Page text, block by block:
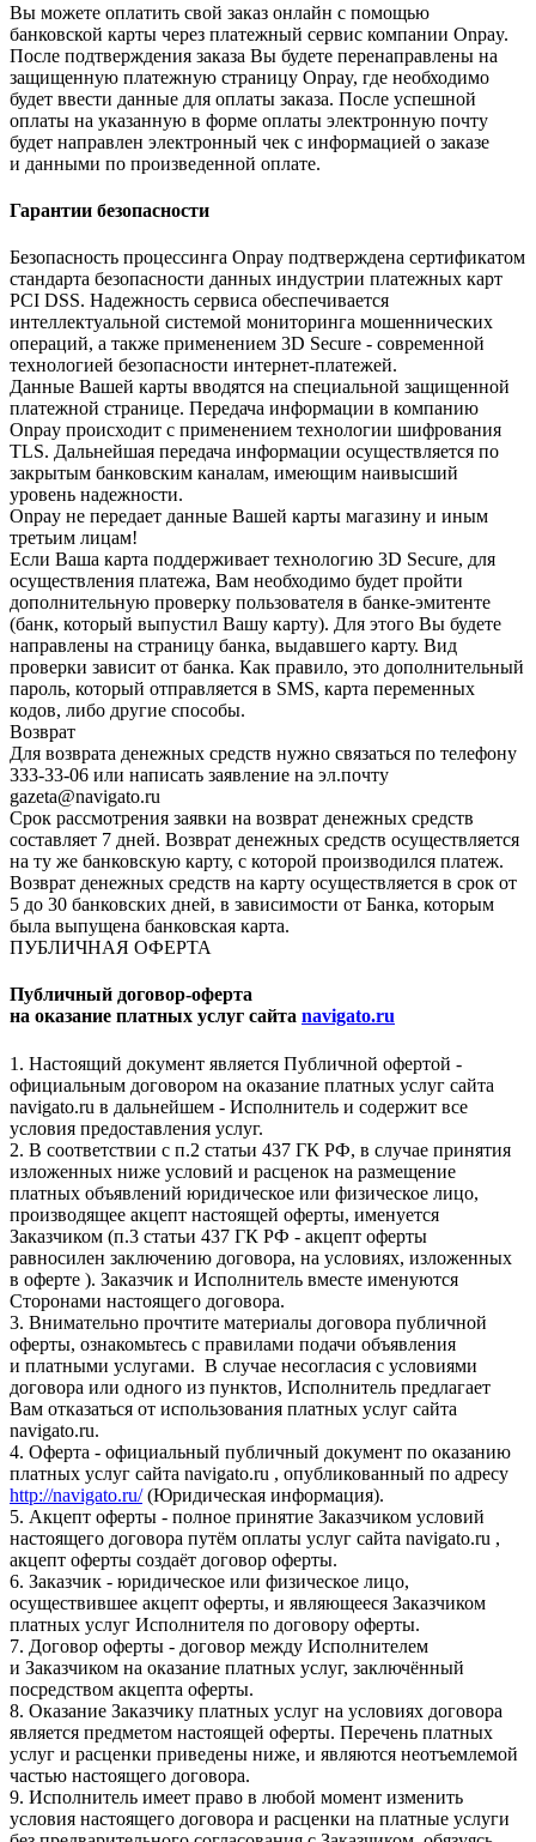
Вы можете оплатить свой заказ онлайн с помощью
банковской карты через платежный сервис компании Onpay.
После подтверждения заказа Вы будете перенаправлены на
защищенную платежную страницу Onpay, где необходимо
будет ввести данные для оплаты заказа. После успешной
оплаты на указанную в форме оплаты электронную почту
будет направлен электронный чек с информацией о заказе
и данными по произведенной оплате.
Гарантии безопасности
Безопасность процессинга Onpay подтверждена сертификатом
стандарта безопасности данных индустрии платежных карт
PCI DSS. Надежность сервиса обеспечивается
интеллектуальной системой мониторинга мошеннических
операций, а также применением 3D Secure - современной
технологией безопасности интернет-платежей.
Данные Вашей карты вводятся на специальной защищенной
платежной странице. Передача информации в компанию
Onpay происходит с применением технологии шифрования
TLS. Дальнейшая передача информации осуществляется по
закрытым банковским каналам, имеющим наивысший
уровень надежности.
Onpay не передает данные Вашей карты магазину и иным
третьим лицам!
Если Ваша карта поддерживает технологию 3D Secure, для
осуществления платежа, Вам необходимо будет пройти
дополнительную проверку пользователя в банке-эмитенте
(банк, который выпустил Вашу карту). Для этого Вы будете
направлены на страницу банка, выдавшего карту. Вид
проверки зависит от банка. Как правило, это дополнительный
пароль, который отправляется в SMS, карта переменных
кодов, либо другие способы.
Возврат
Для возврата денежных средств нужно связаться по телефону
333-33-06 или написать заявление на эл.почту
gazeta@navigato.ru
Срок рассмотрения заявки на возврат денежных средств
составляет 7 дней. Возврат денежных средств осуществляется
на ту же банковскую карту, с которой производился платеж.
Возврат денежных средств на карту осуществляется в срок от
5 до 30 банковских дней, в зависимости от Банка, которым
была выпущена банковская карта.
ПУБЛИЧНАЯ ОФЕРТА
Публичный договор-оферта
на оказание платных услуг сайта navigato.ru
1. Настоящий документ является Публичной офертой -
официальным договором на оказание платных услуг сайта
navigato.ru в дальнейшем - Исполнитель и содержит все
условия предоставления услуг.
2. В соответствии с п.2 статьи 437 ГК РФ, в случае принятия
изложенных ниже условий и расценок на размещение
платных объявлений юридическое или физическое лицо,
производящее акцепт настоящей оферты, именуется
Заказчиком (п.3 статьи 437 ГК РФ - акцепт оферты
равносилен заключению договора, на условиях, изложенных
в оферте ). Заказчик и Исполнитель вместе именуются
Сторонами настоящего договора.
3. Внимательно прочтите материалы договора публичной
оферты, ознакомьтесь с правилами подачи объявления
и платными услугами. В случае несогласия с условиями
договора или одного из пунктов, Исполнитель предлагает
Вам отказаться от использования платных услуг сайта
navigato.ru.
4. Оферта - официальный публичный документ по оказанию
платных услуг сайта navigato.ru , опубликованный по адресу
http://navigato.ru/(Юридическая информация).
5. Акцепт оферты - полное принятие Заказчиком условий
настоящего договора путём оплаты услуг сайта navigato.ru ,
акцепт оферты создаёт договор оферты.
6. Заказчик - юридическое или физическое лицо,
осуществившее акцепт оферты, и являющееся Заказчиком
платных услуг Исполнителя по договору оферты.
7. Договор оферты - договор между Исполнителем
и Заказчиком на оказание платных услуг, заключённый
посредством акцепта оферты.
8. Оказание Заказчику платных услуг на условиях договора
является предметом настоящей оферты. Перечень платных
услуг и расценки приведены ниже, и являются неотъемлемой
частью настоящего договора.
9. Исполнитель имеет право в любой момент изменить
условия настоящего договора и расценки на платные услуги